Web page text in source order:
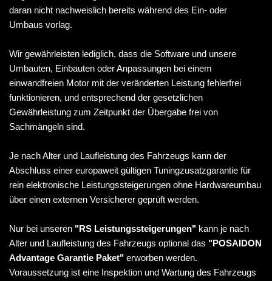
daran nicht nachweislich bereits während des Ein- oder
Umbaus vorlag.
Wir gewährleisten lediglich, dass die Software und unsere
Umbauten, Einbauten oder Anpassungen bei einem
einwandfreien Motor mit der veränderten Leistung fehlerfrei
funktionieren, und entsprechend der gesetzlichen
Gewährleistung zum Zeitpunkt der Übergabe frei von
Sachmängeln sind.
Je nach Alter und Laufleistung des Fahrzeugs kann der
Abschluss einer europaweit gültigen Tuningzusatzgarantie für
rein elektronische Leistungssteigerungen ohne Hardwareumbau
über einen externen Versicherer geprüft werden.
Nur bei unseren "RS Leistungssteigerungen" kann je nach
Alter und Laufleistung des Fahrzeugs optional das "POSAIDON
Advantage Garantie Paket" erworben werden.
Voraussetzung ist eine Inspektion und Wartung des Fahrzeugs